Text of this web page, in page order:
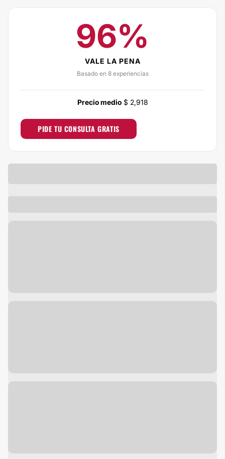
96%
VALE LA PENA
Basado en 8 experiencias
Precio medio$ 2,918
PIDE TU CONSULTA GRATIS